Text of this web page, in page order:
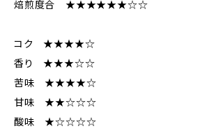
焙煎度合 ★★★★★★☆☆
コク ★★★★☆
香り ★★★☆☆
苦味 ★★★★☆
甘味 ★★☆☆☆
酸味 ★☆☆☆☆